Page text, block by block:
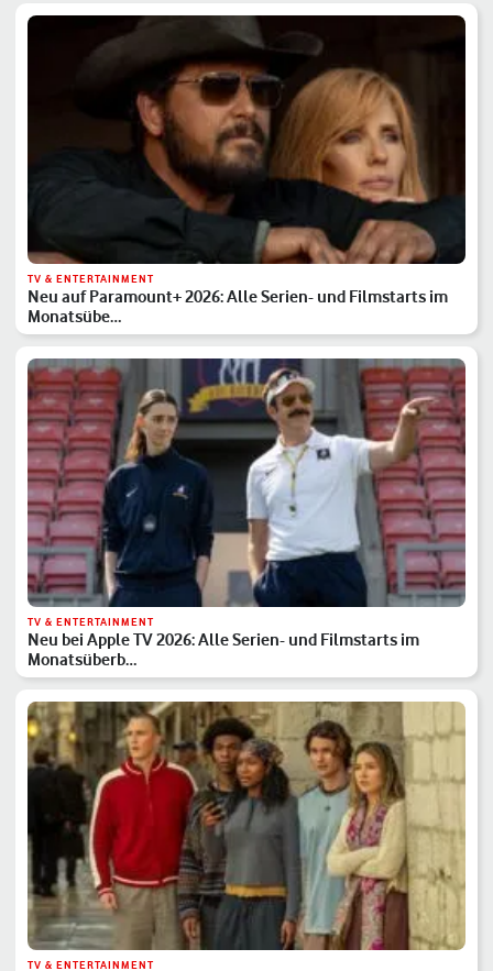
TV & ENTERTAINMENT
Neu auf Paramount+ 2026: Alle Serien- und Filmstarts im
Monatsübe…
TV & ENTERTAINMENT
Neu bei Apple TV 2026: Alle Serien- und Filmstarts im
Monatsüberb…
TV & ENTERTAINMENT